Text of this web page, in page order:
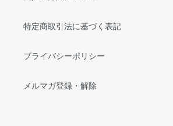
特定商取引法に基づく表記
プライバシーポリシー
メルマガ登録・解除